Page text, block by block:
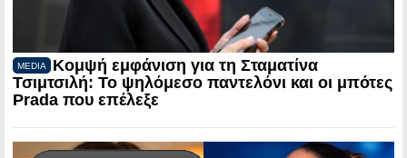
MEDIA
Κομψή εμφάνιση για τη Σταματίνα
Τσιμτσιλή: Το ψηλόμεσο παντελόνι και οι μπότες
Prada που επέλεξε